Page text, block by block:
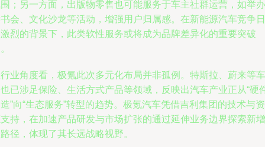
；另一方面，出版物零售也可能服务于车主社群运营，如举办
会、文化沙龙等活动，增强用户归属感。在新能源汽车竞争日
烈的背景下，此类软性服务或将成为品牌差异化的重要突破
业角度看，极氪此次多元化布局并非孤例。特斯拉、蔚来等车
已涉足保险、生活方式产品等领域，反映出汽车产业正从“硬
”向“生态服务”转型的趋势。极氪汽车凭借吉利集团的技术与资
持，在加速产品研发与市场扩张的通过延伸业务边界探索新增
径，体现了其长远战略视野。